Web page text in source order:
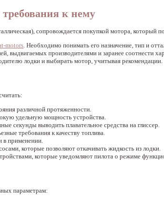
к нему
сопровождается покупкой мотора, который
motors . Необходимо понимать его назначение, тип и
выдвигаемых производителями и заранее соотнести
лодки и выбирать мотор, учитывая рекомендации.
различной протяженности.
удельную мощность устройства.
секунды выводить плавательное средства на глиссер.
требования к качеству топлива.
в применении.
которые позволяют откачивать жидкость из лодки.
которые уведомляют пилота о режиме
параметрам: